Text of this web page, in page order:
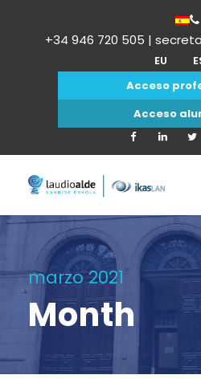
+34 946 720 505 |
EU
Acceso
Acceso
marzo 2021
Month